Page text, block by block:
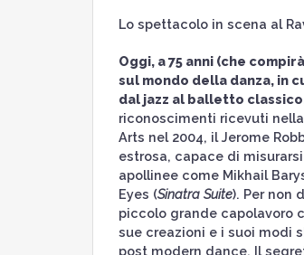
Lo spettacolo in scena al
Oggi, a 75 anni (che
sul mondo della danza, in
dal jazz al balletto
riconoscimenti ricevuti
Arts nel 2004, il Jerome
estrosa, capace di
apollinee come Mikhail
Eyes (Sinatra Suite). Per non
piccolo grande capolavoro
sue creazioni e i suoi modi
post modern dance. Il